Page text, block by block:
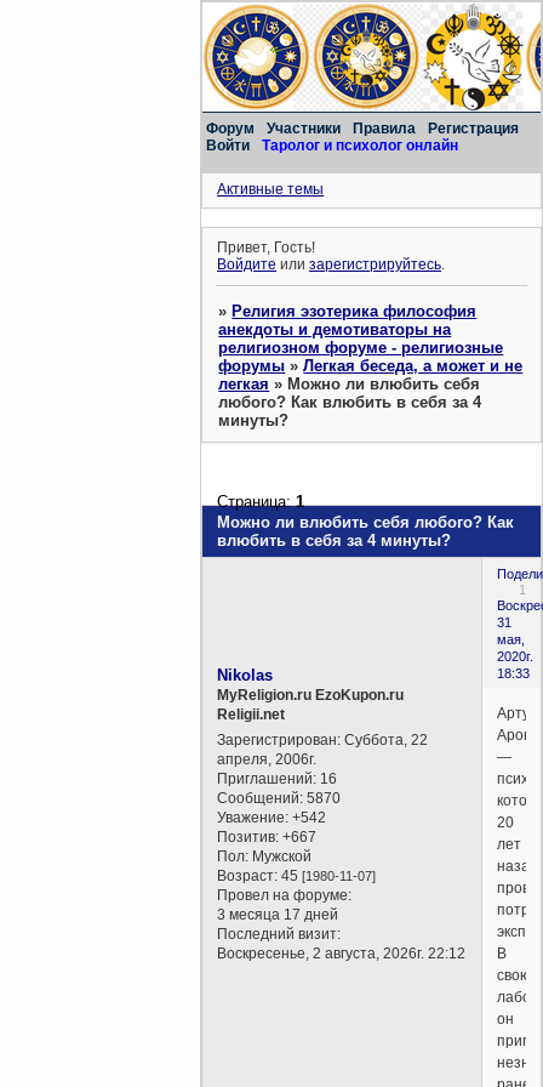
Форум Участники Правила
Регистрация
Войти
Таролог и психолог онлайн
Активные темы
Привет, Гость!
Войдите илизарегистрируйтесь.
»Религия эзотерика философия
анекдоты и демотиваторы на
религиозном форуме - религиозные
форумы »Легкая беседа, а может и не
легкая »Можно ли влюбить себя
любого? Как влюбить в себя за 4
минуты?
Можно ли влюбить себя любого? Как
влюбить в себя за 4 минуты?
Страница:1
1
31
мая,
2020г.
18:33
Nikolas
MyReligion.ru EzoKupon.ru
Religii.net
Зарегистрирован: Суббота, 22
апреля, 2006г.
Приглашений: 16
Сообщений: 5870
Уважение: +542
Позитив: +667
Пол: Мужской
Возраст: 45[1980-11-07]
Провел на форуме:
3 месяца 17 дней
Последний визит:
Воскресенье, 2 августа, 2026г. 22:12
Артур
Арон
—
20
лет
назад
В
свою
он